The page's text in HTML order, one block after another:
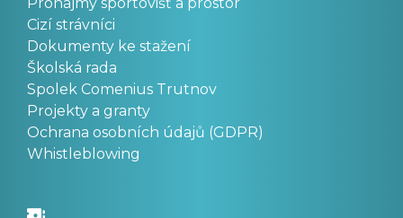
Pronájmy sportovišť a prostor
Cizí strávníci
Dokumenty ke stažení
Školská rada
Spolek Comenius Trutnov
Projekty a granty
Ochrana osobních údajů (GDPR)
Whistleblowing